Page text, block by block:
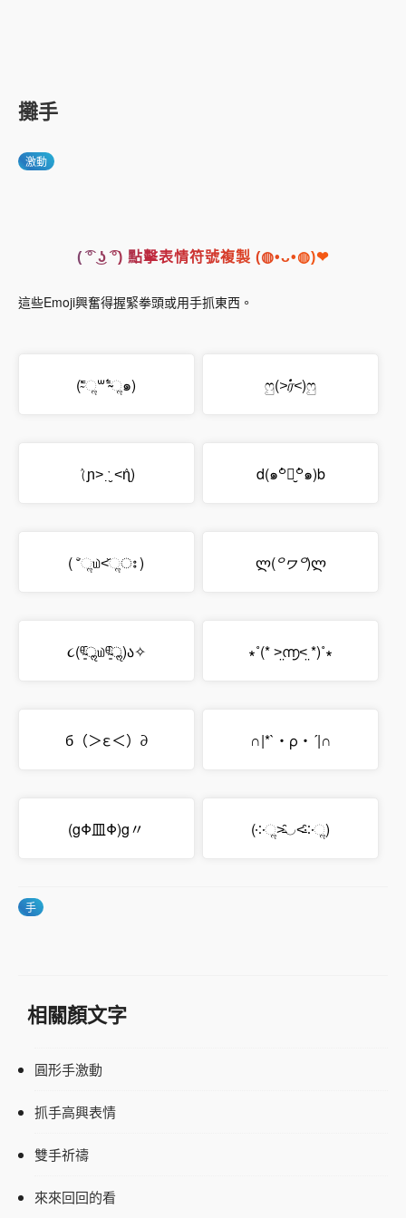
攤手
激動
( ͡° ͜ʖ ͡°) 點擊表情符號複製 (◍•ᴗ•◍)❤
這些Emoji興奮得握緊拳頭或用手抓東西。
(⁼̴̀ૢ꒳​⁼̴́ૢ๑) ෆු(˃ர்˂)ෆු
(ٛɲ˃ ˑ̣̮ ˂ٛɳ) d(๑꒪່౪̮꒪່๑)b
( ˃̆ૢ௰˂̆ૢഃ ) ლ(꒪ヮ꒪)ლ
૮(ᶿ̴͈᷇ॢ௰ᶿ̴͈᷆ॢ)ა✧ ∗˚(* ˃̤൬˂̤ *)˚∗
б（＞ε＜）∂ ∩|*`・ρ・´|∩
(gΦ皿Φ)g〃 (༶ૢ˃̵̑◡˂̵̑༶ૢ)
手
相關顏文字
圓形手激動
抓手高興表情
雙手祈禱
來來回回的看